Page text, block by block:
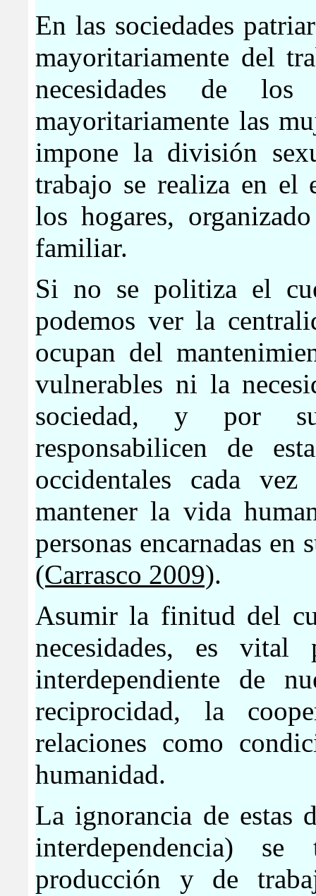
En las sociedades
mayoritariamente del
necesidades de los
mayoritariamente las
impone la división
trabajo se realiza en el
los hogares,
familiar.
Si no se politiza el
podemos ver la
ocupan del
vulnerables ni la
sociedad, y por
responsabilicen de
occidentales cada
mantener la vida
personas encarnadas en
(Carrasco 2009).
Asumir la finitud del
necesidades, es vital
interdependiente de
reciprocidad, la
relaciones como
humanidad.
La ignorancia de estas
interdependencia)
producción y de